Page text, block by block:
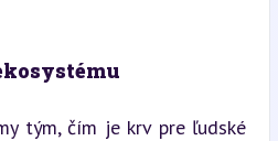
tým, čím je krv pre ľudské